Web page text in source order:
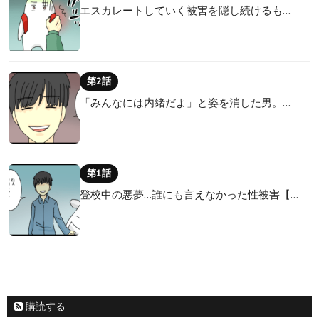
エスカレートしていく被害を隠し続けるも…
第2話
「みんなには内緒だよ」と姿を消した男。…
第1話
登校中の悪夢…誰にも言えなかった性被害【…
購読する